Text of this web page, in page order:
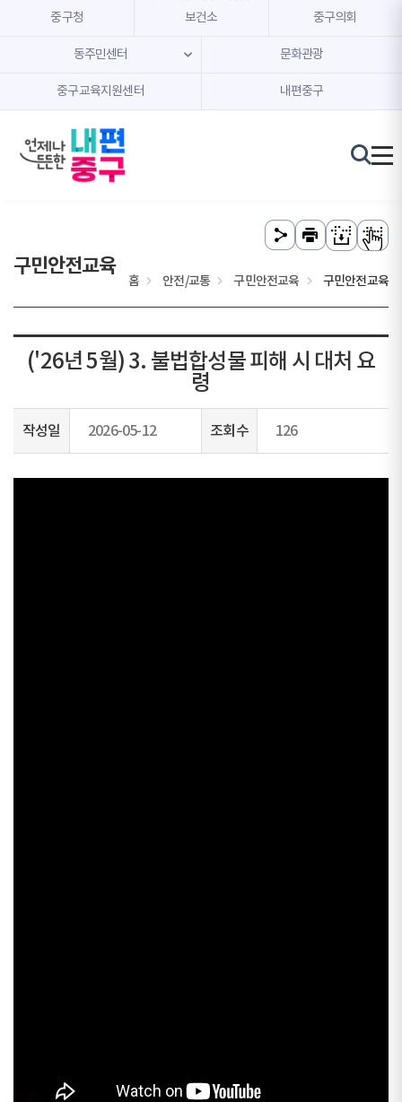
본문 내용 바로가기
주메뉴 바로가기
중구청 보건소 중구의회
동주민센터 문화관광
중구교육지원센터 내편중구
구민안전교육
홈 안전/교통 구민안전교육 구민안전교육
('26년 5월) 3. 불법합성물 피해 시 대처 요
령
작성일 2026-05-12 조회수 126